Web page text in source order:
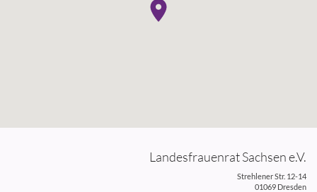
Landesfrauenrat Sachsen e.V.
Strehlener Str. 12-14
01069 Dresden